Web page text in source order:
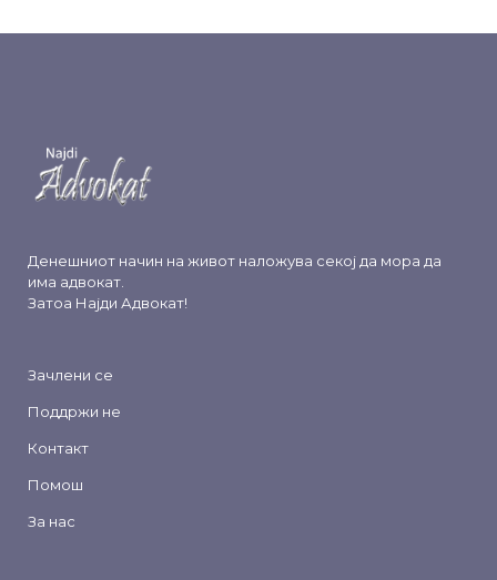
Денешниот начин на живот наложува секој да мора да
има адвокат.
Затоа Најди Адвокат!
Зачлени се
Поддржи не
Контакт
Помош
За нас